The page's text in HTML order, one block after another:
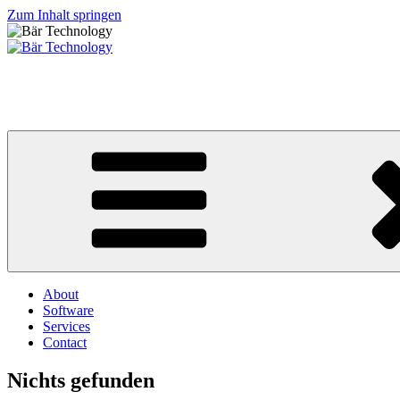
Zum Inhalt springen
About
Software
Services
Contact
Nichts gefunden